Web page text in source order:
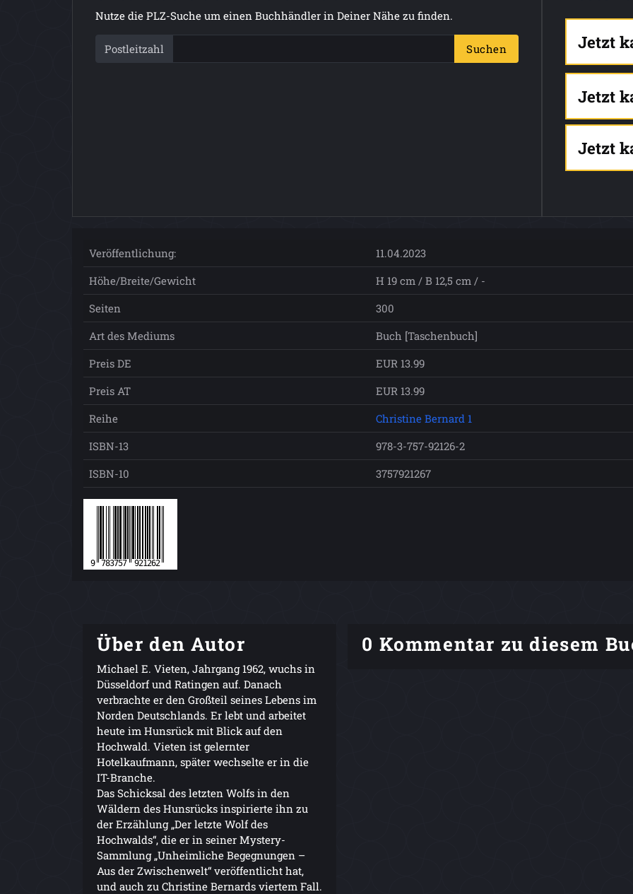
Nutze die PLZ-Suche um einen Buchhändler in Deiner Nähe zu finden.
Postleitzahl Suchen Jetzt
Jetzt
Jetzt
Veröffentlichung:
11.04.2023
Höhe/Breite/Gewicht
H 19 cm / B 12,5 cm / -
Seiten
300
Art des Mediums
Buch [Taschenbuch]
Preis DE
EUR 13.99
Preis AT
EUR 13.99
Reihe
Christine Bernard 1
ISBN-13
978-3-757-92126-2
ISBN-10
3757921267
Über den Autor
Michael E. Vieten, Jahrgang 1962, wuchs in
Düsseldorf und Ratingen auf. Danach
verbrachte er den Großteil seines Lebens im
Norden Deutschlands. Er lebt und arbeitet
heute im Hunsrück mit Blick auf den
Hochwald. Vieten ist gelernter
Hotelkaufmann, später wechselte er in die
IT-Branche.
Das Schicksal des letzten Wolfs in den
Wäldern des Hunsrücks inspirierte ihn zu
der Erzählung „Der letzte Wolf des
Hochwalds“, die er in seiner Mystery-
Sammlung „Unheimliche Begegnungen –
Aus der Zwischenwelt“ veröffentlicht hat,
und auch zu Christine Bernards viertem Fall.
0 Kommentar zu diesem